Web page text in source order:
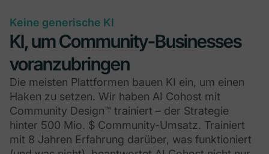
Keine generische KI
KI, um Community-Businesses
voranzubringen
Die meisten Plattformen bauen KI ein, um einen
Haken zu setzen. Wir haben AI Cohost mit
Community Design™ trainiert – der Strategie
hinter 500 Mio. $ Community-Umsatz. Trainiert
mit 8 Jahren Erfahrung darüber, was funktioniert